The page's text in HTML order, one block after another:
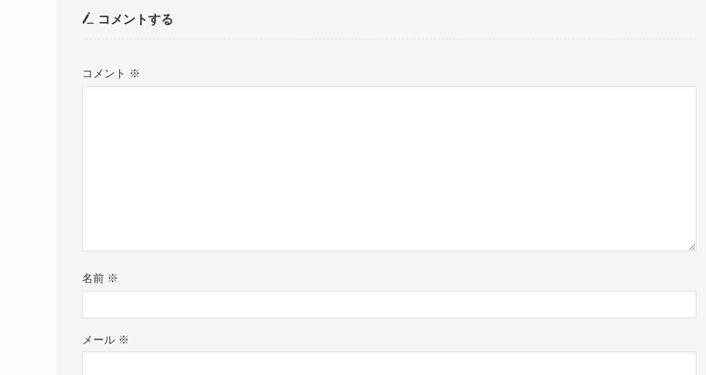
コメントする
コメント ※
名前 ※
メール ※